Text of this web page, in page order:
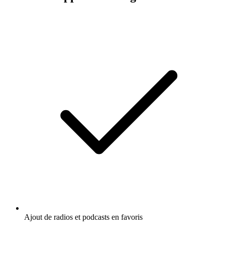
Ajout de radios et podcasts en favoris